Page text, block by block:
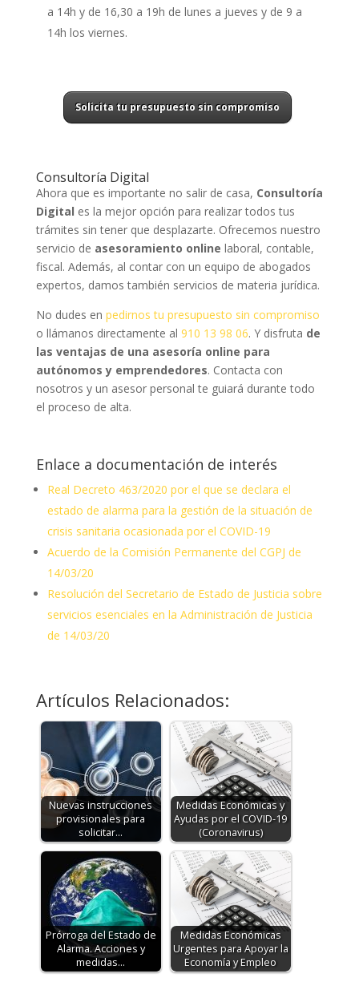
a 14h y de 16,30 a 19h de lunes a jueves y de 9 a
14h los viernes.
Solicita tu presupuesto sin compromiso
Consultoría Digital
Ahora que es importante no salir de casa, Consultoría
Digital es la mejor opción para realizar todos tus
trámites sin tener que desplazarte. Ofrecemos nuestro
servicio de asesoramiento online laboral, contable,
fiscal. Además, al contar con un equipo de abogados
expertos, damos también servicios de materia jurídica.
No dudes en pedirnos tu presupuesto sin compromiso
o llámanos directamente al 910 13 98 06. Y disfruta de
las ventajas de una asesoría online para
autónomos y emprendedores. Contacta con
nosotros y un asesor personal te guiará durante todo
el proceso de alta.
Enlace a documentación de interés
Real Decreto 463/2020 por el que se declara el
estado de alarma para la gestión de la situación de
crisis sanitaria ocasionada por el COVID-19
Acuerdo de la Comisión Permanente del CGPJ de
14/03/20
Resolución del Secretario de Estado de Justicia sobre
servicios esenciales en la Administración de Justicia
de 14/03/20
Artículos Relacionados:
Nuevas instrucciones
provisionales para
solicitar…
Medidas Económicas y
Ayudas por el COVID-19
(Coronavirus)
Prórroga del Estado de
Alarma. Acciones y
medidas…
Medidas Económicas
Urgentes para Apoyar la
Economía y Empleo